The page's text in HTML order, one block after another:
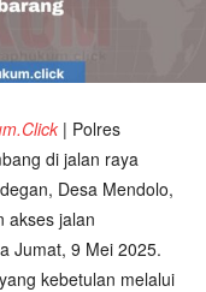
| Polres
di jalan raya
Desa Mendolo,
akses jalan
Jumat, 9 Mei 2025.
kebetulan melalui